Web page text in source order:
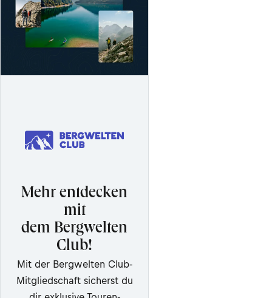
Mehr entdecken
mit
dem Bergwelten
Club!
Mit der Bergwelten Club-
Mitgliedschaft sicherst du